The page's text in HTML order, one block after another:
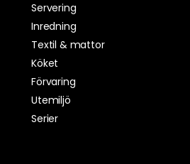
Servering
Inredning
Textil & mattor
Köket
Förvaring
Utemiljö
Serier